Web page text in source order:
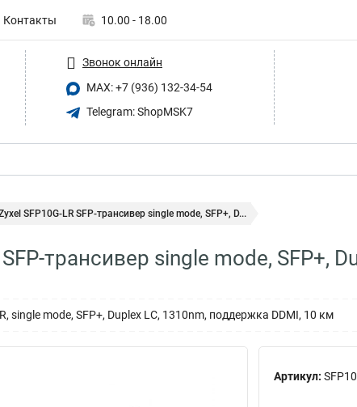
Контакты 10.00 - 18.00
Звонок онлайн
MAX: +7 (936) 132-34-54
Telegram: ShopMSK7
SFP10G-LR SFP-трансивер single mode, SFP+, D...
SFP-трансивер single mode, SFP+,
single mode, SFP+, Duplex LC, 1310nm, поддержка DDMI, 10 км
Артикул: